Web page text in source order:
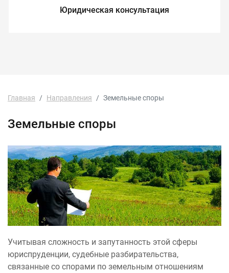
Юридическая консультация
Главная Направления Земельные споры
Земельные споры
Учитывая сложность и запутанность этой сферы
юриспруденции, судебные разбирательства,
связанные со спорами по земельным отношениям